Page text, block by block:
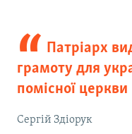
Патріарх
грамоту для
помісної церкви
Сергій Здіорук